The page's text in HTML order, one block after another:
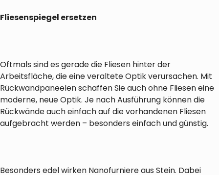
Fliesenspiegel ersetzen
Oftmals sind es gerade die Fliesen hinter der
Arbeitsfläche, die eine veraltete Optik verursachen. Mit
Rückwandpaneelen schaffen Sie auch ohne Fliesen eine
moderne, neue Optik. Je nach Ausführung können die
Rückwände auch einfach auf die vorhandenen Fliesen
aufgebracht werden – besonders einfach und günstig.
Besonders edel wirken Nanofurniere aus Stein. Dabei